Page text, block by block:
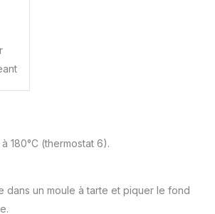
180°C (thermostat 6).
dans un moule à tarte et piquer le fond